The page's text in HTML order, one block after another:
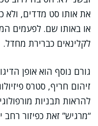
את אותו סט מדדים, ולא
או באותו שם. לפעמים
לקלינאים כברירת מחדל.
גורם נוסף הוא אופן
זיהום חריף, סטרס
להראות תבניות
“מרגיש” זאת כפיזור רחב